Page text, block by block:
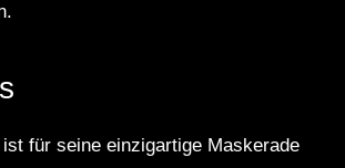
für seine einzigartige Maskerade